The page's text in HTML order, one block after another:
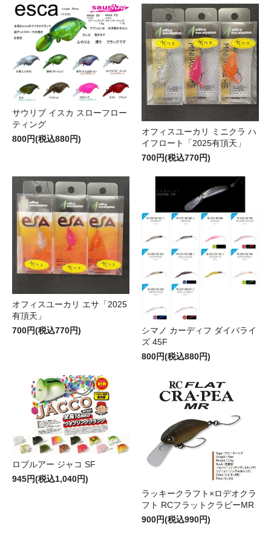
サウリブ イスカ スローフロー
ティング
800円(税込880円)
オフィスユーカリ ミニクラ ハ
イフロート「2025有頂天」
700円(税込770円)
オフィスユーカリ エサ「2025
有頂天」
700円(税込770円)
シマノ カーディフ ダイバライ
ズ 45F
800円(税込880円)
ロブルアー ジャコ SF
945円(税込1,040円)
ラッキークラフト×ロデオクラ
フト RCフラットクラピーMR
900円(税込990円)